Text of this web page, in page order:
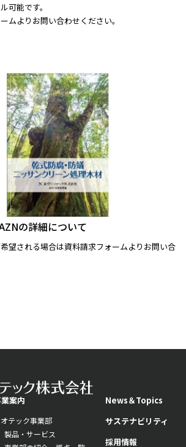
可能です。
ムよりお問い合わせください。
の詳細について
望される場合は資料請求フォームよりお問い合
案内
テック事業部
製品・サービス
News＆Topics
サステナビリティ
採用情報